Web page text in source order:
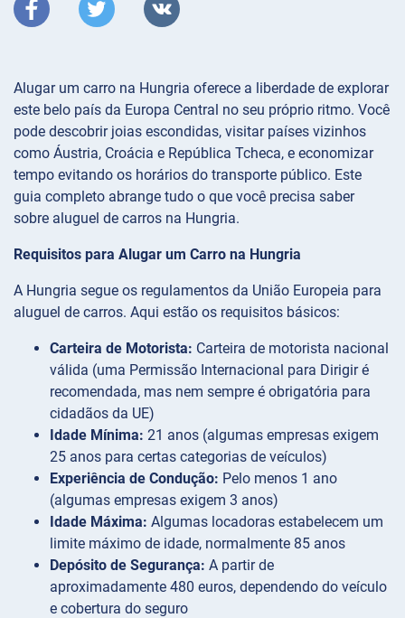
Alugar um carro na Hungria oferece a liberdade de explorar
este belo país da Europa Central no seu próprio ritmo. Você
pode descobrir joias escondidas, visitar países vizinhos
como Áustria, Croácia e República Tcheca, e economizar
tempo evitando os horários do transporte público. Este
guia completo abrange tudo o que você precisa saber
sobre aluguel de carros na Hungria.
Requisitos para Alugar um Carro na Hungria
A Hungria segue os regulamentos da União Europeia para
aluguel de carros. Aqui estão os requisitos básicos:
Carteira de Motorista: Carteira de motorista nacional
válida (uma Permissão Internacional para Dirigir é
recomendada, mas nem sempre é obrigatória para
cidadãos da UE)
Idade Mínima: 21 anos (algumas empresas exigem
25 anos para certas categorias de veículos)
Experiência de Condução: Pelo menos 1 ano
(algumas empresas exigem 3 anos)
Idade Máxima: Algumas locadoras estabelecem um
limite máximo de idade, normalmente 85 anos
Depósito de Segurança: A partir de
aproximadamente 480 euros, dependendo do veículo
e cobertura do seguro